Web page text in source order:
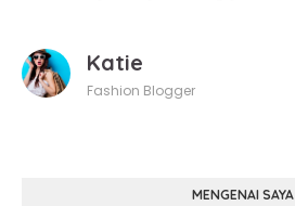
Katie
Fashion Blogger
MENGENAI SAYA